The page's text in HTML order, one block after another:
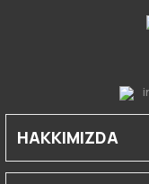
HAKKIMIZDA